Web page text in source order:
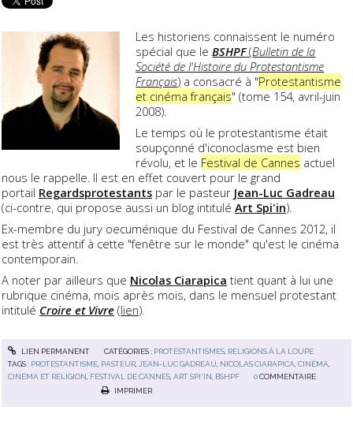
Les historiens connaissent le numéro
spécial que leBSHPF(Bulletin de la
Société de l'Histoire du Protestantisme
Français) a consacré à "Protestantisme
et cinéma français" (tome 154, avril-juin
2008).
Le temps où le protestantisme était
soupçonné d'iconoclasme est bien
révolu, et le Festival de Cannes actuel
nous le rappelle. Il est en effet couvert pour le grand
portail Regardsprotestants par le pasteur Jean-Luc Gadreau
(ci-contre, qui propose aussi un blog intitulé Art Spi'in).
Ex-membre du jury oecuménique du Festival de Cannes 2012, il
est très attentif à cette "fenêtre sur le monde" qu'est le cinéma
contemporain.
A noter par ailleurs que Nicolas Ciarapica tient quant à lui une
rubrique cinéma, mois après mois, dans le mensuel protestant
intitulé Croire et Vivre (lien).
LIEN PERMANENT CATÉGORIES : PROTESTANTISMES, RELIGIONS À LA LOUPE
TAGS : PROTESTANTISME PASTEUR JEAN-LUC GADREAU NICOLAS CIARAPICA ,CINÉMA
CINÉMA ET RELIGION FESTIVAL DE CANNES ,ART SPI'IN BSHPF 0 COMMENTAIRE
IMPRIMER